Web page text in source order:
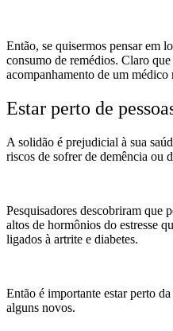
Então, se quisermos pensar em
consumo de remédios. Claro
acompanhamento de um médico
Estar perto de
A solidão é prejudicial à sua
riscos de sofrer de demência ou
Pesquisadores descobriram que
altos de hormônios do estresse
ligados à artrite e diabetes.
Então é importante estar perto
alguns novos.